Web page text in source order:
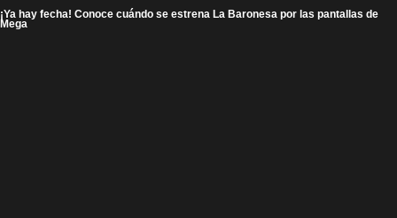
¡Ya hay fecha! Conoce cuándo se estrena La Baronesa por las pantallas de
Mega